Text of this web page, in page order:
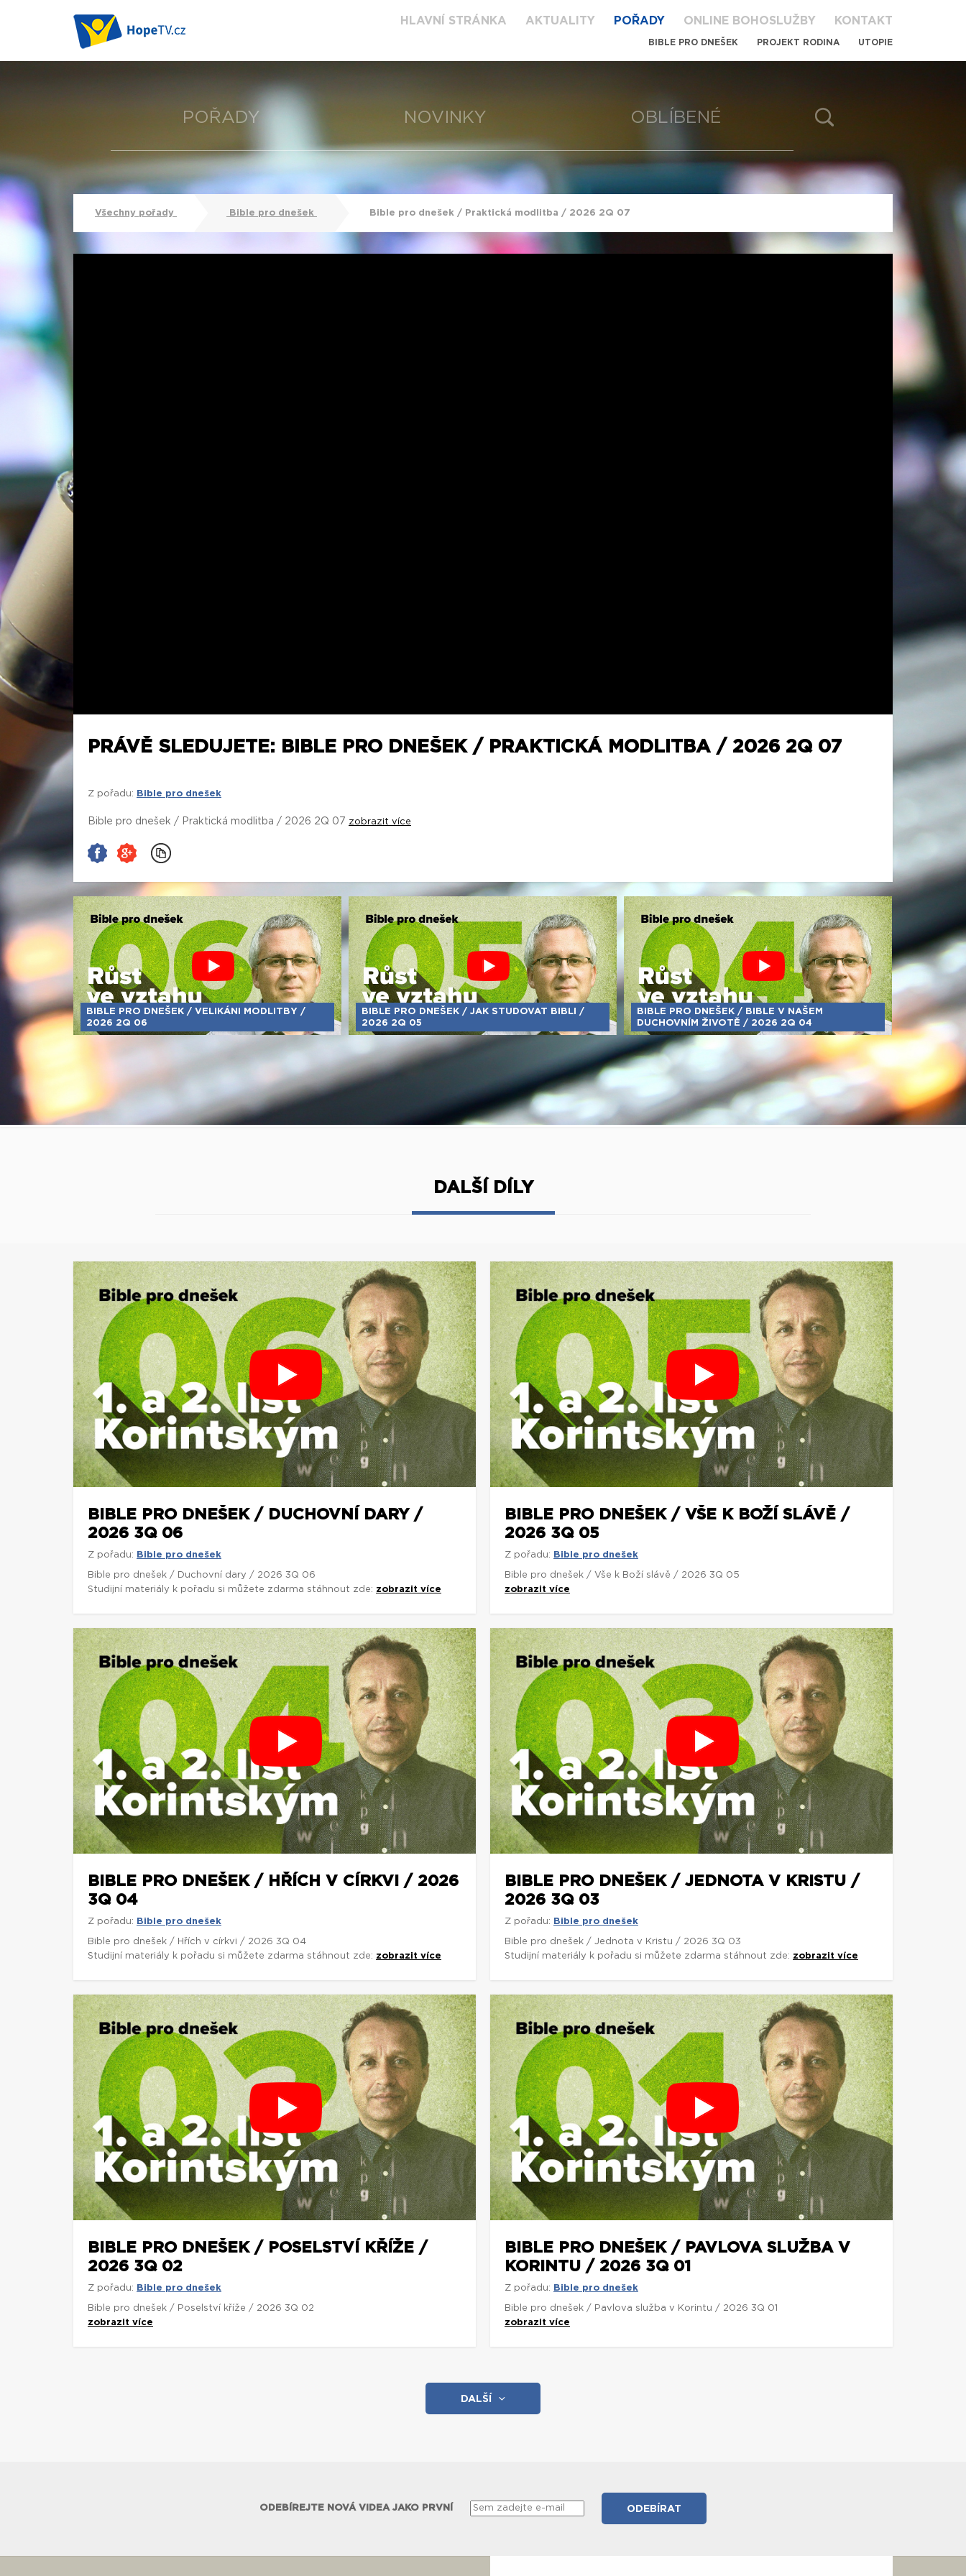
HLAVNÍ STRÁNKA AKTUALITY POŘADY ONLINE BOHOSLUŽBY KONTAKT
BIBLE PRO DNEŠEK PROJEKT RODINA UTOPIE
POŘADY NOVINKY OBLÍBENÉ
Všechny pořady Bible pro dnešek Bible pro dnešek / Praktická modlitba / 2026 2Q 07
PRÁVĚ SLEDUJETE: BIBLE PRO DNEŠEK / PRAKTICKÁ MODLITBA / 2026 2Q 07
Z pořadu: Bible pro dnešek
Bible pro dnešek / Praktická modlitba / 2026 2Q 07 zobrazit více
BIBLE PRO DNEŠEK / VELIKÁNI MODLITBY /
2026 2Q 06
BIBLE PRO DNEŠEK / JAK STUDOVAT BIBLI /
2026 2Q 05
BIBLE PRO DNEŠEK / BIBLE V NAŠEM
DUCHOVNÍM ŽIVOTĚ / 2026 2Q 04
DALŠÍ DÍLY
BIBLE PRO DNEŠEK / DUCHOVNÍ DARY /
2026 3Q 06
Z pořadu: Bible pro dnešek
Bible pro dnešek / Duchovní dary / 2026 3Q 06
Studijní materiály k pořadu si můžete zdarma stáhnout zde: zobrazit více
BIBLE PRO DNEŠEK / VŠE K BOŽÍ SLÁVĚ /
2026 3Q 05
Z pořadu: Bible pro dnešek
Bible pro dnešek / Vše k Boží slávě / 2026 3Q 05
zobrazit více
BIBLE PRO DNEŠEK / HŘÍCH V CÍRKVI / 2026
3Q 04
Z pořadu: Bible pro dnešek
Bible pro dnešek / Hřích v církvi / 2026 3Q 04
Studijní materiály k pořadu si můžete zdarma stáhnout zde: zobrazit více
BIBLE PRO DNEŠEK / JEDNOTA V KRISTU /
2026 3Q 03
Z pořadu: Bible pro dnešek
Bible pro dnešek / Jednota v Kristu / 2026 3Q 03
Studijní materiály k pořadu si můžete zdarma stáhnout zde: zobrazit více
BIBLE PRO DNEŠEK / POSELSTVÍ KŘÍŽE /
2026 3Q 02
Z pořadu: Bible pro dnešek
Bible pro dnešek / Poselství kříže / 2026 3Q 02
zobrazit více
BIBLE PRO DNEŠEK / PAVLOVA SLUŽBA V
KORINTU / 2026 3Q 01
Z pořadu: Bible pro dnešek
Bible pro dnešek / Pavlova služba v Korintu / 2026 3Q 01
zobrazit více
DALŠÍ
ODEBÍREJTE NOVÁ VIDEA JAKO PRVNÍ